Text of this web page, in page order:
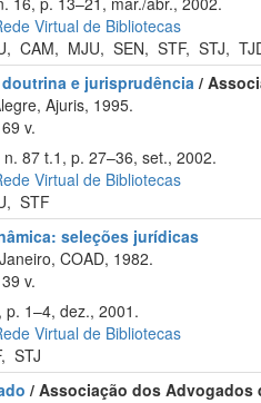
Virtual de Bibliotecas
, CAM, MJU, SEN, STF, STJ,
e jurisprudência /
Ajuris, 1995.
v.
87 t.1, p. 27–36, set., 2002.
Virtual de Bibliotecas
, STF
seleções jurídicas
COAD, 1982.
v.
1–4, dez., 2001.
Virtual de Bibliotecas
, STJ
/ Associação dos Advogados